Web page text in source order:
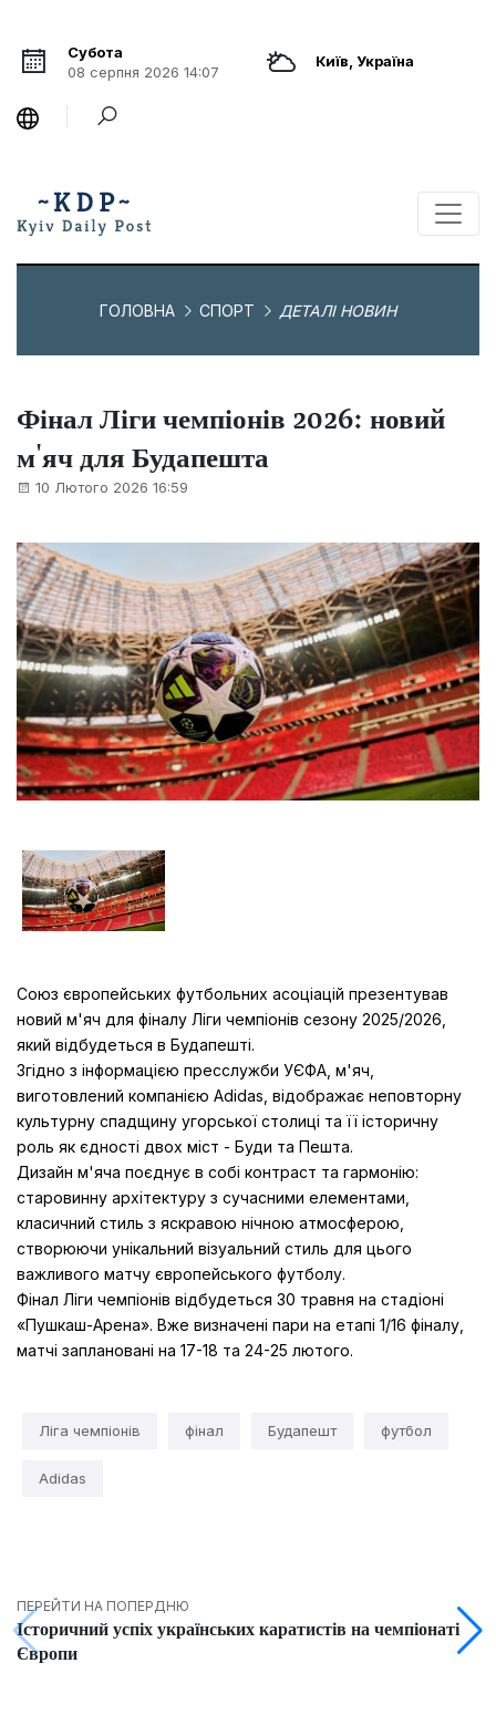
Субота
08 серпня 2026 14:07
Київ, Україна
ГОЛОВНА СПОРТ ДЕТАЛІ НОВИН
Фінал Ліги чемпіонів 2026: новий
м'яч для Будапешта
10 Лютого 2026 16:59
Союз європейських футбольних асоціацій презентував
новий м'яч для фіналу Ліги чемпіонів сезону 2025/2026,
який відбудеться в Будапешті.
Згідно з інформацією пресслужби УЄФА, м'яч,
виготовлений компанією Adidas, відображає неповторну
культурну спадщину угорської столиці та її історичну
роль як єдності двох міст - Буди та Пешта.
Дизайн м'яча поєднує в собі контраст та гармонію:
старовинну архітектуру з сучасними елементами,
класичний стиль з яскравою нічною атмосферою,
створюючи унікальний візуальний стиль для цього
важливого матчу європейського футболу.
Фінал Ліги чемпіонів відбудеться 30 травня на стадіоні
«Пушкаш-Арена». Вже визначені пари на етапі 1/16 фіналу,
матчі заплановані на 17-18 та 24-25 лютого.
Ліга чемпіонів фінал Будапешт футбол
Adidas
ПЕРЕЙТИ НА ПОПЕРДНЮ
Історичний успіх українських каратистів на чемпіонаті
Європи